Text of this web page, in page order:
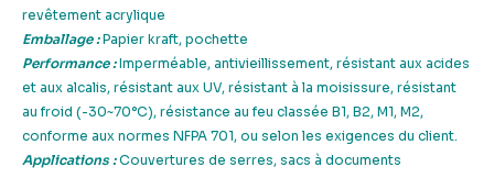
revêtement acrylique
Emballage :Papier kraft, pochette
Performance :Imperméable, antivieillissement, résistant aux acides
et aux alcalis, résistant aux UV, résistant à la moisissure, résistant
au froid (-30~70°C), résistance au feu classée B1, B2, M1, M2,
conforme aux normes NFPA 701, ou selon les exigences du client.
Applications :Couvertures de serres, sacs à documents